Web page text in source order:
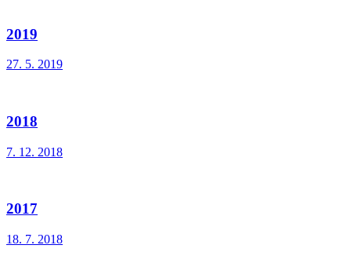
2019
27. 5. 2019
2018
7. 12. 2018
2017
18. 7. 2018